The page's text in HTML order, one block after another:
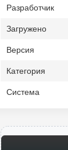
Разработчик
Загружено
Версия
Категория
Система